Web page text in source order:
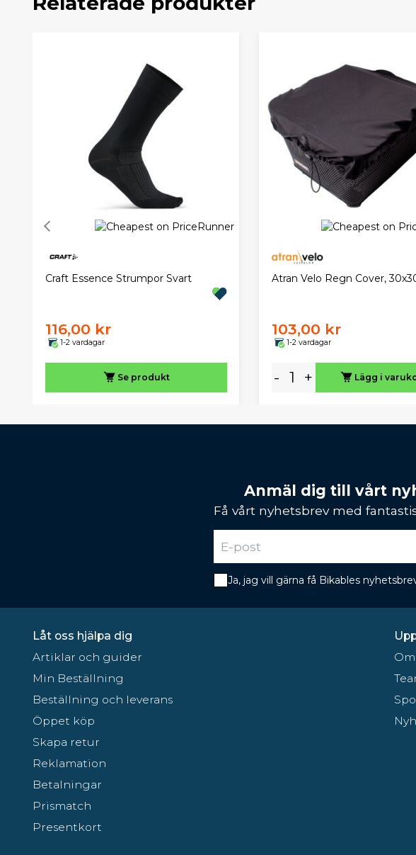
Craft Essence Strumpor Svart
116,00 kr
1-2 vardagar
Se produkt
Atran Velo Regn Cover,
103,00 kr
1-2 vardagar
- + Lägg i
Anmäl dig till vårt
Få vårt nyhetsbrev med
Ja, jag vill gärna få Bikables
Låt oss hjälpa dig
Artiklar och guider
Min Beställning
Beställning och leverans
Öppet köp
Skapa retur
Reklamation
Betalningar
Prismatch
Presentkort